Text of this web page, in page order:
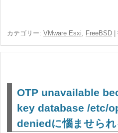
カテゴリー: VMware Esxi, FreeBSD
OTP unavailable
key database /etc/
deniedに惱ませられ